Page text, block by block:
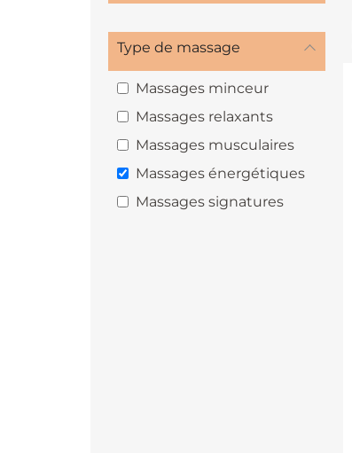
Type de massage
Massages minceur
Massages relaxants
Massages musculaires
Massages énergétiques
Massages signatures